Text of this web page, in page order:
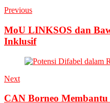
Previous
MoU LINKSOS dan
Inklusif
Next
CAN Borneo